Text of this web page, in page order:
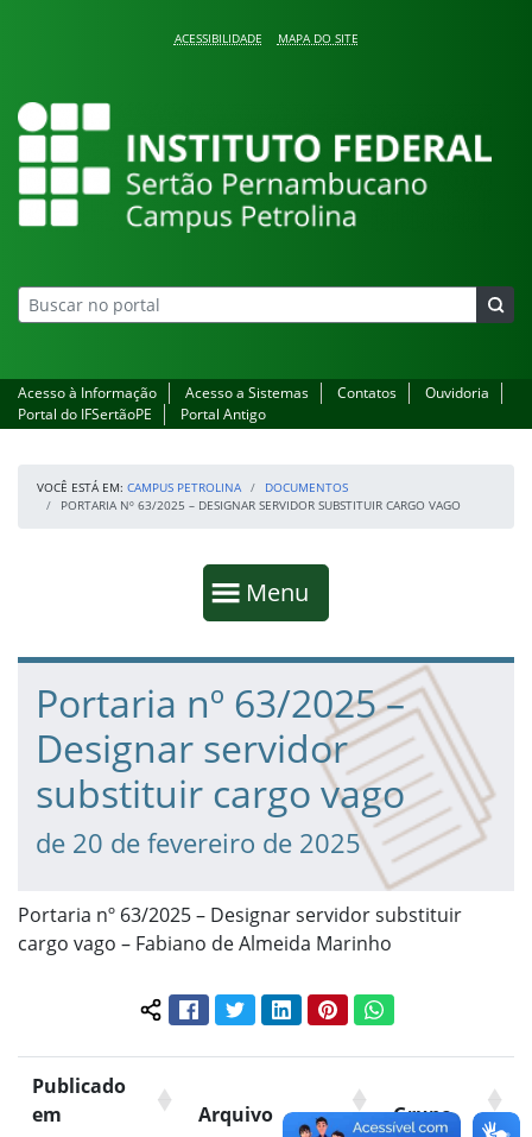
ACESSIBILIDADE MAPA DO SITE
Campus Petrolina
Acesso à Informação Acesso a Sistemas Contatos
Ouvidoria
Portal do IFSertãoPE
Portal Antigo
VOCÊ ESTÁ EM: CAMPUS PETROLINA
DOCUMENTOS
PORTARIA Nº 63/2025 – DESIGNAR SERVIDOR SUBSTITUIR CARGO VAGO
Mostrar
Menu
Fim da navegação
Início do conteúdo
Portaria nº 63/2025 –
Designar servidor
substituir cargo vago
de 20 de fevereiro de 2025
Portaria nº 63/2025 – Designar servidor substituir
cargo vago – Fabiano de Almeida Marinho
Compartilhar conteúdo:
FacebookTwitterLinkedInPinterestWhatsApp
Publicado
em
Arquivo Grupo